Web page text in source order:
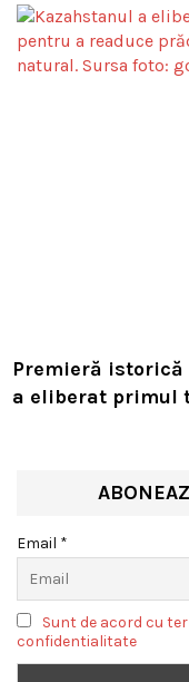
Premieră
a eliberat primul
Email *
Sunt de acord cu
confidentialitate